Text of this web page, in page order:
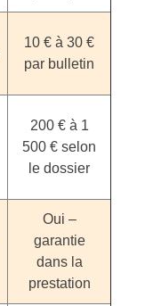
10 € à 30 €
par bulletin
200 € à 1
500 € selon
le dossier
Oui –
garantie
dans la
prestation